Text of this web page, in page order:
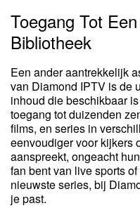
Toegang Tot
Bibliotheek
Een ander aantrekkelijk
van Diamond IPTV is de
inhoud die beschikbaar
toegang tot duizenden
films, en series in
eenvoudiger voor kijkers
aanspreekt, ongeacht
fan bent van live sports
nieuwste series, bij
je past.